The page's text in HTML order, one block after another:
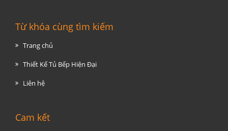
Từ khóa cùng tìm kiếm
Trang chủ
Thiết Kế Tủ Bếp Hiện Đại
Liên hệ
Cam kết